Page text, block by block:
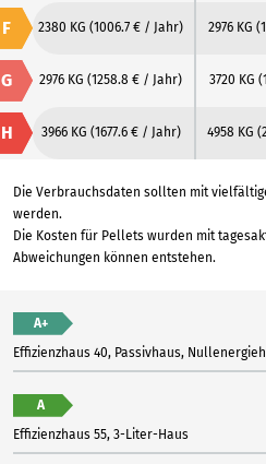
F 2380 KG (1006.7 € / Jahr) 2976 KG
G 2976 KG (1258.8 € / Jahr) 3720 KG
H 3966 KG (1677.6 € / Jahr) 4958 KG
Die Verbrauchsdaten sollten mit
werden.
Die Kosten für Pellets wurden mit
Abweichungen können entstehen.
A+
Effizienzhaus 40, Passivhaus,
A
Effizienzhaus 55, 3-Liter-Haus